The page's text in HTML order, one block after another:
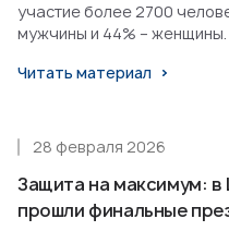
участие более 2700
мужчины и 44% – женщины.
Читать материал
Защита на максимум:
прошли финальные
28 февраля 2026